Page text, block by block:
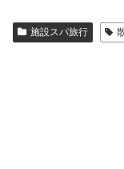
e
c
e
施設スパ旅行